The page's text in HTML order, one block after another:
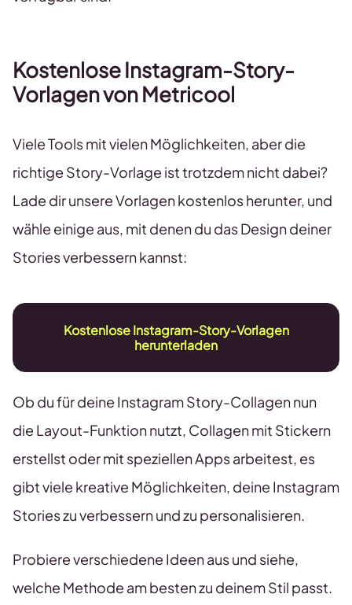
Kostenlose Instagram-Story-
Vorlagen von Metricool
Viele Tools mit vielen Möglichkeiten, aber die
richtige Story-Vorlage ist trotzdem nicht dabei?
Lade dir unsere Vorlagen kostenlos herunter, und
wähle einige aus, mit denen du das Design deiner
Stories verbessern kannst:
Kostenlose Instagram-Story-Vorlagen
herunterladen
Ob du für deine Instagram Story-Collagen nun
die Layout-Funktion nutzt, Collagen mit Stickern
erstellst oder mit speziellen Apps arbeitest, es
gibt viele kreative Möglichkeiten, deine Instagram
Stories zu verbessern und zu personalisieren.
Probiere verschiedene Ideen aus und siehe,
welche Methode am besten zu deinem Stil passt.